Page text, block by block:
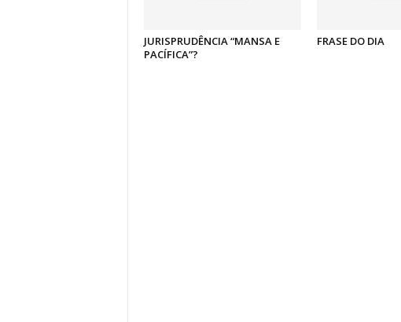
JURISPRUDÊNCIA “MANSA E
PACÍFICA”?
FRASE DO DIA